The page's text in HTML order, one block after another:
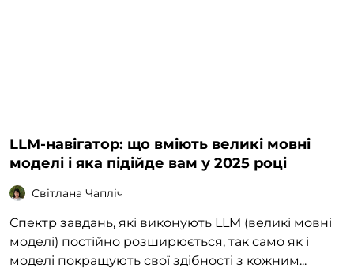
LLM-навігатор: що вміють великі мовні
моделі і яка підійде вам у 2025 році
Світлана Чапліч
Спектр завдань, які виконують LLM (великі мовні
моделі) постійно розширюється, так само як і
моделі покращують свої здібності з кожним...